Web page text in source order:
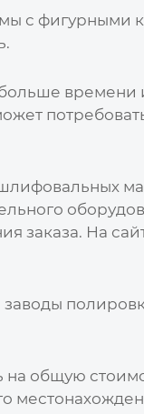
с фигурными
времени
заказа. На
заводы
общую